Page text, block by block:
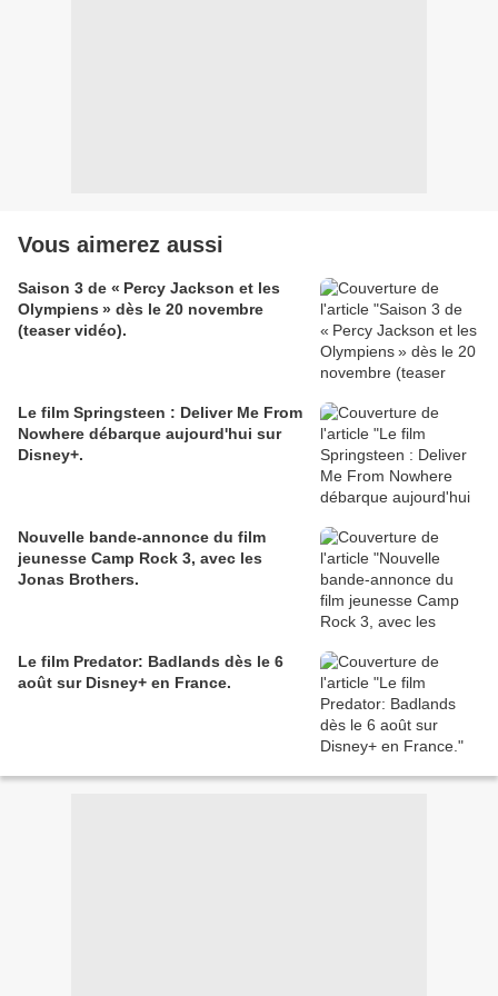
Vous aimerez aussi
Saison 3 de « Percy Jackson et les
Olympiens » dès le 20 novembre
(teaser vidéo).
Le film Springsteen : Deliver Me From
Nowhere débarque aujourd'hui sur
Disney+.
Nouvelle bande-annonce du film
jeunesse Camp Rock 3, avec les
Jonas Brothers.
Le film Predator: Badlands dès le 6
août sur Disney+ en France.